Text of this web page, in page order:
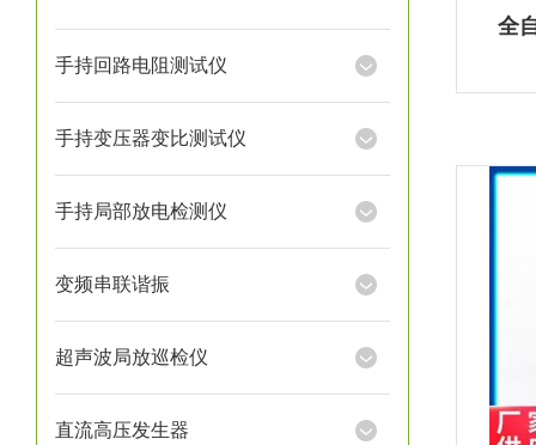
手持回路电阻测试仪
手持变压器变比测试仪
手持局部放电检测仪
变频串联谐振
超声波局放巡检仪
直流高压发生器
全